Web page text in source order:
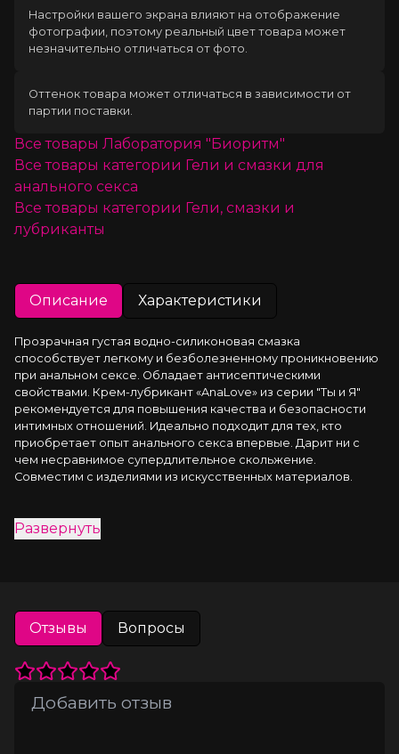
Настройки вашего экрана влияют на отображение
фотографии, поэтому реальный цвет товара может
незначительно отличаться от фото.
Оттенок товара может отличаться в зависимости от
партии поставки.
Все товары Лаборатория "Биоритм"
Все товары категории Гели и смазки для
анального секса
Все товары категории Гели, смазки и
лубриканты
Описание Характеристики
Прозрачная густая водно-силиконовая смазка
способствует легкому и безболезненному проникновению
при анальном сексе. Обладает антисептическими
свойствами. Крем-лубрикант «AnaLove» из серии "Ты и Я"
рекомендуется для повышения качества и безопасности
интимных отношений. Идеально подходит для тех, кто
приобретает опыт анального секса впервые. Дарит ни с
чем несравнимое супердлительное скольжение.
Совместим с изделиями из искусственных материалов.
Развернуть
Отзывы Вопросы